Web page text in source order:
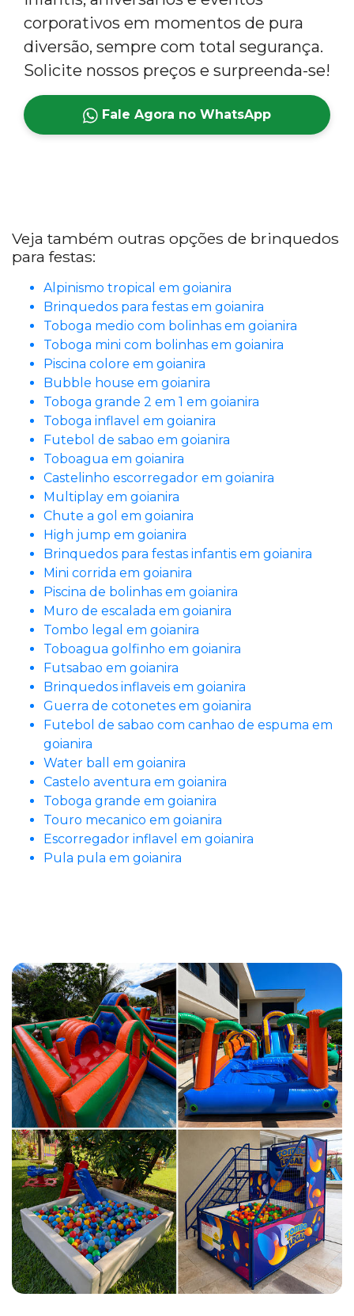
corporativos em momentos de pura
diversão, sempre com total segurança.
Solicite nossos preços e surpreenda-se!
Fale Agora no WhatsApp
Veja também outras opções de brinquedos
para festas:
Alpinismo tropical em goianira
Brinquedos para festas em goianira
Toboga medio com bolinhas em goianira
Toboga mini com bolinhas em goianira
Piscina colore em goianira
Bubble house em goianira
Toboga grande 2 em 1 em goianira
Toboga inflavel em goianira
Futebol de sabao em goianira
Toboagua em goianira
Castelinho escorregador em goianira
Multiplay em goianira
Chute a gol em goianira
High jump em goianira
Brinquedos para festas infantis em goianira
Mini corrida em goianira
Piscina de bolinhas em goianira
Muro de escalada em goianira
Tombo legal em goianira
Toboagua golfinho em goianira
Futsabao em goianira
Brinquedos inflaveis em goianira
Guerra de cotonetes em goianira
Futebol de sabao com canhao de espuma em
goianira
Water ball em goianira
Castelo aventura em goianira
Toboga grande em goianira
Touro mecanico em goianira
Escorregador inflavel em goianira
Pula pula em goianira